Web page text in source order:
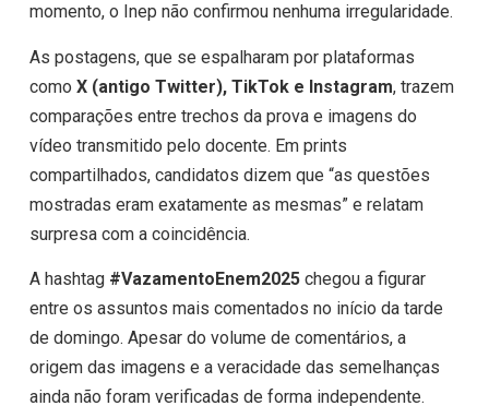
momento, o Inep não confirmou nenhuma irregularidade.
As postagens, que se espalharam por plataformas
como X (antigo Twitter), TikTok e Instagram, trazem
comparações entre trechos da prova e imagens do
vídeo transmitido pelo docente. Em prints
compartilhados, candidatos dizem que “as questões
mostradas eram exatamente as mesmas” e relatam
surpresa com a coincidência.
A hashtag #VazamentoEnem2025chegou a figurar
entre os assuntos mais comentados no início da tarde
de domingo. Apesar do volume de comentários, a
origem das imagens e a veracidade das semelhanças
ainda não foram verificadas de forma independente.